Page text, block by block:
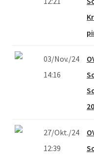
03/Nov./24
14:16
27/Okt./24
12:39